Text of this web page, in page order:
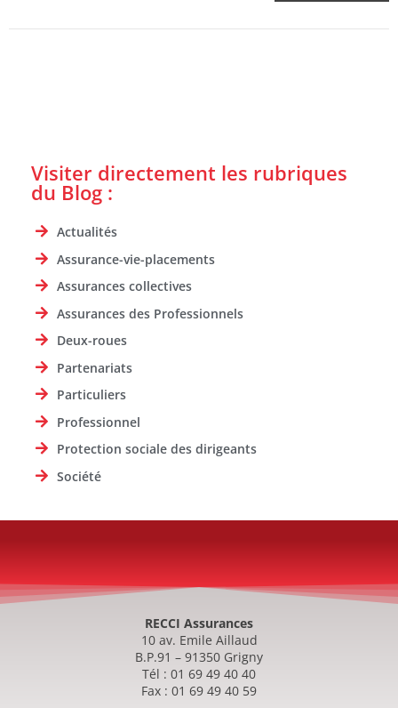
Visiter directement les rubriques
du Blog :
Actualités
Assurance-vie-placements
Assurances collectives
Assurances des Professionnels
Deux-roues
Partenariats
Particuliers
Professionnel
Protection sociale des dirigeants
Société
RECCI Assurances
10 av. Emile Aillaud
B.P.91 – 91350 Grigny
Tél : 01 69 49 40 40
Fax : 01 69 49 40 59